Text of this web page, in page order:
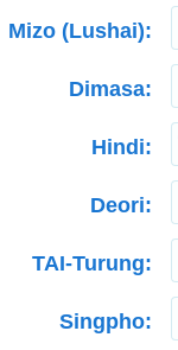
Mizo (Lushai):
Dimasa:
Hindi:
Deori:
TAI-Turung:
Singpho: